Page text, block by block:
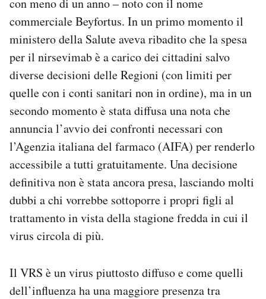
Hai bisogno di aiuto?
Esci
commerciale Beyfortus. In un primo momento il
ministero della Salute aveva ribadito che la spesa
per il nirsevimab è a carico dei cittadini salvo
diverse decisioni delle Regioni (con limiti per
quelle con i conti sanitari non in ordine), ma in un
secondo momento è stata diffusa una nota che
annuncia l’avvio dei confronti necessari con
l’Agenzia italiana del farmaco (AIFA) per renderlo
accessibile a tutti gratuitamente. Una decisione
definitiva non è stata ancora presa, lasciando molti
dubbi a chi vorrebbe sottoporre i propri figli al
trattamento in vista della stagione fredda in cui il
virus circola di più.
Il VRS è un virus piuttosto diffuso e come quelli
dell’influenza ha una maggiore presenza tra